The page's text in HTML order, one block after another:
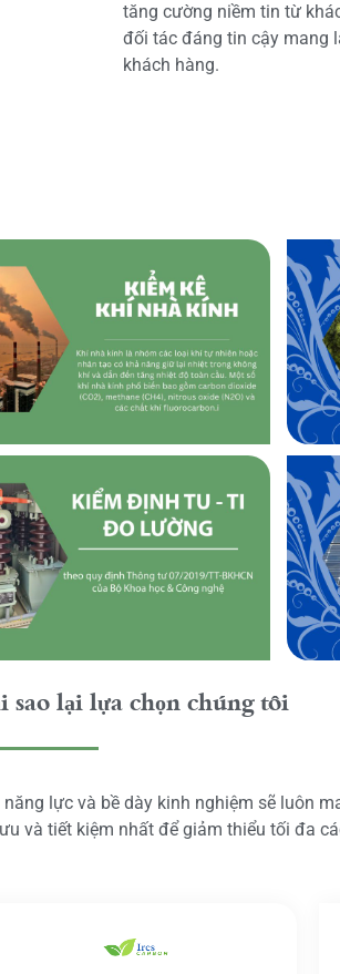
tăng cường niềm tin từ
đối tác đáng tin cậy mang
khách hàng.
sao lại lựa chọn chúng tôi
năng lực và bề dày kinh nghiệm sẽ luôn
và tiết kiệm nhất để giảm thiểu tối đa